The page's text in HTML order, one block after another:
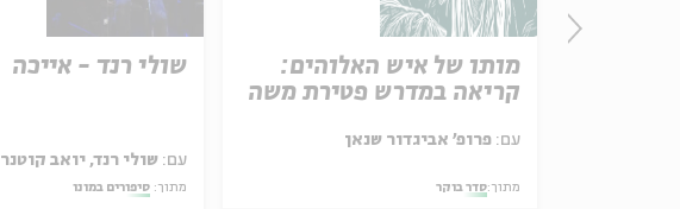
שולי רנד - אייכה
עם: שולי רנד, יואב קוטנר
מתוך: סיפורים במונו
מותו של איש האלוהים:
קריאה במדרש פטירת משה
עם:
מתוך:סדר בוקר